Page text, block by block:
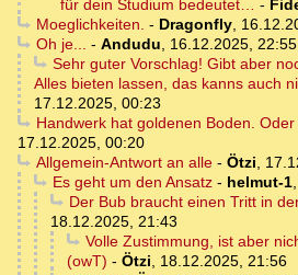
für dein Studium bedeutet… -
Moeglichkeiten. - Dragonfly,
Oh je... - Andudu, 16.12.2025, 22:55
Sehr guter Vorschlag! Gibt aber
Alles bieten lassen, das kanns auch
17.12.2025, 00:23
Handwerk hat goldenen Boden.
17.12.2025, 00:20
Allgemein-Antwort an alle- Ötzi,
Es geht um den Ansatz- helmut-1,
Der Bub braucht einen Tritt in
18.12.2025, 21:43
Volle Zustimmung, ist aber
(owT) - Ötzi, 18.12.2025, 21:56